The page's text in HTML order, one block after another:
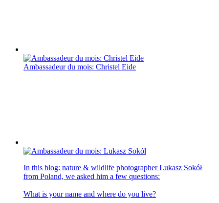
Ambassadeur du mois: Christel Eide
In this blog: nature & wildlife photographer Lukasz Sokół
from Poland, we asked him a few questions:
What is your name and where do you live?